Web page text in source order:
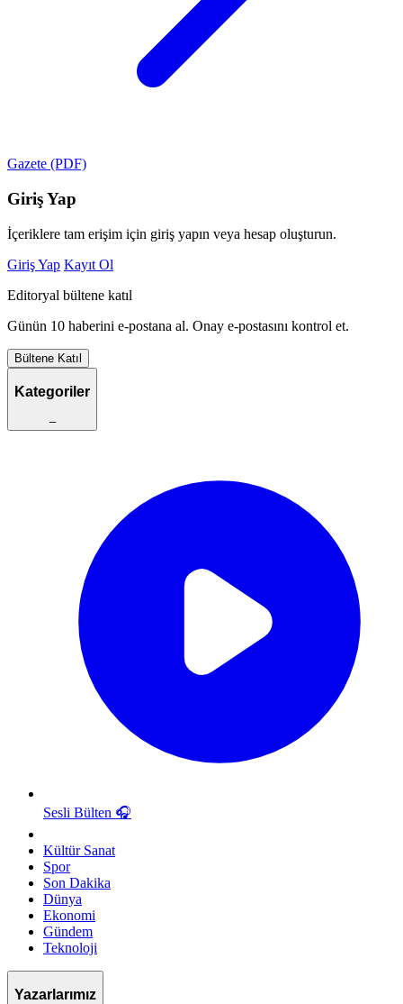
Gazete (PDF)
Giriş Yap
İçeriklere tam erişim için giriş yapın veya hesap oluşturun.
Giriş Yap Kayıt Ol
Editoryal bültene katıl
Günün 10 haberini e-postana al. Onay e-postasını kontrol et.
Bültene Katıl
Kategoriler
–
Sesli Bülten 🎧
Kültür Sanat
Spor
Son Dakika
Dünya
Ekonomi
Gündem
Teknoloji
Yazarlarımız